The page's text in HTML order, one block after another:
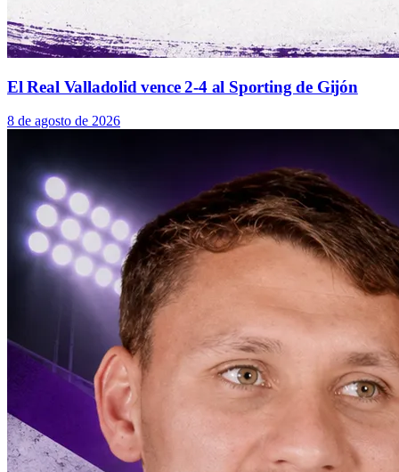
El Real Valladolid vence 2-4 al Sporting de Gijón
8 de agosto de 2026